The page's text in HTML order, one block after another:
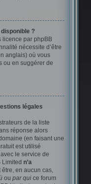
?
licence par phpBB
nécessite d’être
anglais) où vous
ou en suggérer de
légales
de la liste
réponse alors
(en faisant une
est utilisé
le service de
Limited n’a
en aucun cas,
ou par quice forum